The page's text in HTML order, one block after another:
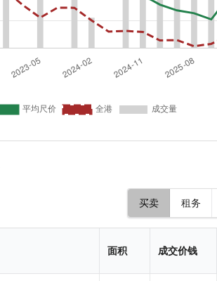
买卖 租务
面积 成交价钱